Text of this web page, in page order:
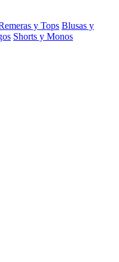
y Tops Blusas y
Shorts y Monos